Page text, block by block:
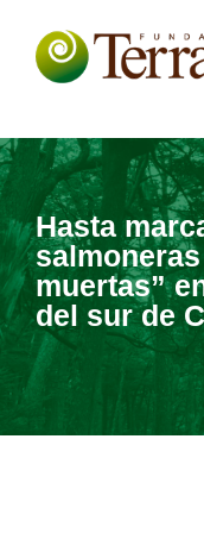
Hasta
muertas”
del sur de